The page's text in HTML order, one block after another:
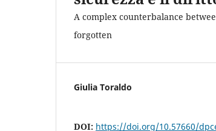
A complex counterbalance
forgotten
Giulia Toraldo
DOI: https://doi.org/10.57660/